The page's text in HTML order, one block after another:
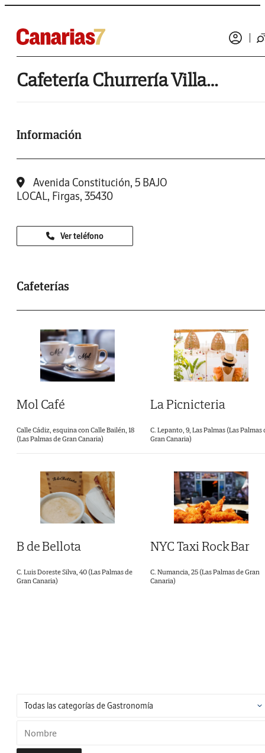
Cafetería Churrería Villa de Firgas
Información
Avenida Constitución, 5 BAJO
LOCAL, Firgas, 35430
Ver teléfono
Cafeterías
Mol Café
Calle Cádiz, esquina con Calle Bailén, 18
(Las Palmas de Gran Canaria)
La Picnicteria
C. Lepanto, 9, Las Palmas (Las Palmas
Gran Canaria)
B de Bellota
C. Luis Doreste Silva, 40 (Las Palmas de
Gran Canaria)
NYC Taxi Rock Bar
C. Numancia, 25 (Las Palmas de Gran
Canaria)